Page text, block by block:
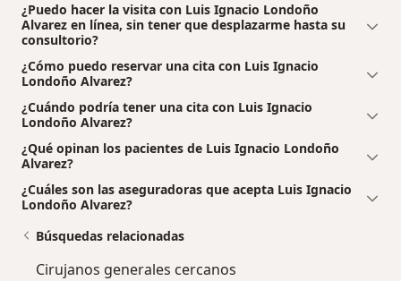
¿Puedo hacer la visita con Luis Ignacio Londoño
Alvarez en línea, sin tener que desplazarme hasta su
consultorio?
¿Cómo puedo reservar una cita con Luis Ignacio
Londoño Alvarez?
¿Cuándo podría tener una cita con Luis Ignacio
Londoño Alvarez?
¿Qué opinan los pacientes de Luis Ignacio Londoño
Alvarez?
¿Cuáles son las aseguradoras que acepta Luis Ignacio
Londoño Alvarez?
Búsquedas relacionadas
Cirujanos generales cercanos